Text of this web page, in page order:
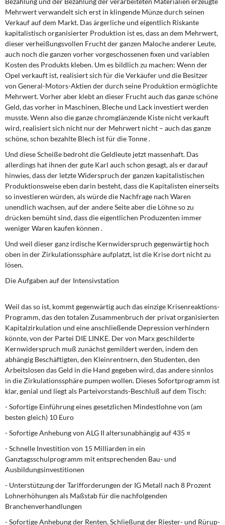
Mehrwert verwandelt sich erst in klingende Münze durch seinen
Verkauf auf dem Markt. Das ärgerliche und eigentlich Riskante
kapitalistisch organisierter Produktion ist es, dass an dem Mehrwert,
dieser verheißungsvollen Frucht der ganzen Maloche anderer Leute,
auch noch die ganzen vorher vorgeschossenen fixen und variablen
Kosten des Produkts kleben. Um es bildlich zu machen: Wenn der
Opel verkauft ist, realisiert sich für die Verkäufer und die Besitzer
von General-Motors-Aktien der durch seine Produktion ermöglichte
Mehrwert. Vorher aber klebt an dieser Frucht auch das ganze schöne
Geld, das vorher in Maschinen, Bleche und Lack investiert werden
musste. Wenn also die ganze chromglänzende Kiste nicht verkauft
wird, realisiert sich nicht nur der Mehrwert nicht – auch das ganze
schöne, schon bezahlte Blech ist für die Tonne .
Und diese Scheiße bedroht die Geldleute jetzt massenhaft. Das
allerdings hat ihnen der gute Karl auch schon gesagt, als er darauf
hinwies, dass der letzte Widerspruch der ganzen kapitalistischen
Produktionsweise eben darin besteht, dass die Kapitalisten einerseits
so investieren würden, als würde die Nachfrage nach Waren
unendlich wachsen, auf der andere Seite aber die Löhne so zu
drücken bemüht sind, dass die eigentlichen Produzenten immer
weniger Waren kaufen können .
Und weil dieser ganz irdische Kernwiderspruch gegenwärtig hoch
oben in der Zirkulationssphäre aufplatzt, ist die Krise dort nicht zu
lösen.
Die Aufgaben auf der Intensivstation
Weil das so ist, kommt gegenwärtig auch das einzige Krisenreaktions-
Programm, das den totalen Zusammenbruch der privat organisierten
Kapitalzirkulation und eine anschließende Depression verhindern
könnte, von der Partei DIE LINKE. Der von Marx geschilderte
Kernwiderspruch muß zunächst gemildert werden, indem den
abhängig Beschäftigten, den Kleinrentnern, den Studenten, den
Arbeitslosen das Geld in die Hand gegeben wird, das andere sinnlos
in die Zirkulationssphäre pumpen wollen. Dieses Sofortprogramm ist
klar, genial und liegt als Parteivorstands-Beschluß auf dem Tisch:
- Sofortige Einführung eines gesetzlichen Mindestlohne von (am
besten gleich) 10 Euro
- Sofortige Anhebung von ALG II altersunabhängig auf 435 ¤
- Schnelle Investition von 15 Milliarden in ein
Ganztagsschulprogramm mit entsprechenden Bau- und
Ausbildungsinvestitionen
- Unterstützung der Tarifforderungen der IG Metall nach 8 Prozent
Lohnerhöhungen als Maßstab für die nachfolgenden
Branchenverhandlungen
- Sofortige Anhebung der Renten, Schließung der Riester- und Rürup-